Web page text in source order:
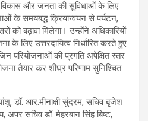
और जनता की सुविधाओं के लिए
के समयबद्ध क्रियान्वयन से पर्यटन,
को बढ़ावा मिलेगा। उन्होंने अधिकारियों
के लिए उत्तरदायित्व निर्धारित करते हुए
परियोजनाओं की प्रगति अपेक्षित स्तर
तैयार कर शीघ्र परिणाम सुनिश्चित
डॉ. आर.मीनाक्षी सुंदरम, सचिव बृजेश
सचिव डॉ. मेहरबान सिंह बिष्ट,